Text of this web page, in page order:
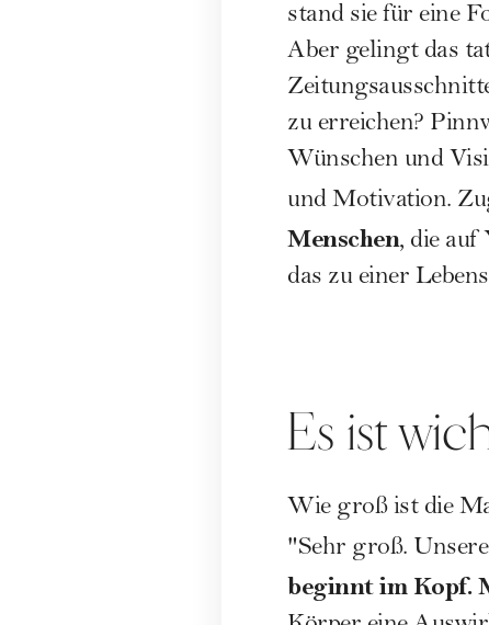
stand sie für eine
Aber gelingt das
zu erreichen?
Wünschen und
und Motivation.
Menschen, die auf
das zu einer
Es ist
Wie groß ist die
"Sehr groß.
beginnt im Kopf.